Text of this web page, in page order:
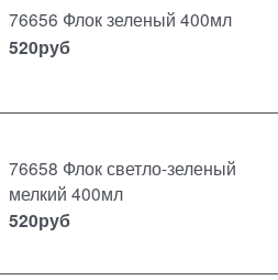
76656 Флок зеленый 400мл
520руб
76658 Флок светло-зеленый
мелкий 400мл
520руб